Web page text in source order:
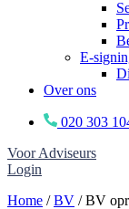
E-
Over ons
020 303
Voor Adviseurs
Login
Home /BV /BV